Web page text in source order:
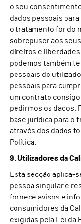
o seu
dados pessoais
o tratamento for do
sobrepuser aos
direitos e
podemos também
pessoais do
pessoais para
um contrato
pedirmos os dados.
base jurídica para o
através dos dados
Política.
9. Utilizadores da
Esta secção aplica-
pessoa singular e
fornece avisos e
consumidores da
exigidas pela Lei da